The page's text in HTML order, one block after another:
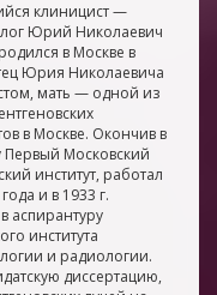
клиницист —
Юрий Николаевич
в Москве в
Юрия Николаевича
мать — одной из
в Москве. Окончив в
Первый Московский
институт, работал
и в 1933 г.
аспирантуру
института
и радиологии.
диссертацию,